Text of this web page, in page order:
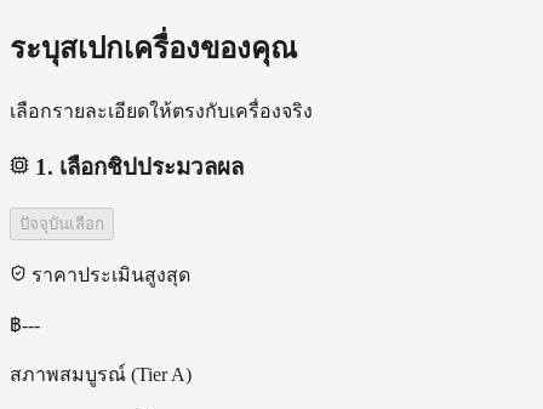
ระบุสเปกเครื่องของคุณ
เลือกรายละเอียดให้ตรงกับเครื่องจริง
1. เลือกชิปประมวลผล
ปัจจุบันเลือก
ราคาประเมินสูงสุด
฿---
สภาพสมบูรณ์ (Tier A)